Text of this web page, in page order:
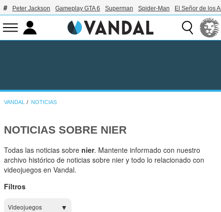
Peter Jackson Gameplay GTA 6 Superman Spider-Man El Señor de los
VANDAL NOTICIAS
NOTICIAS SOBRE NIER
Todas las noticias sobrenier. Mantente informado con nuestro
archivo histórico de noticias sobre nier y todo lo relacionado con
videojuegos en Vandal.
Filtros
Videojuegos